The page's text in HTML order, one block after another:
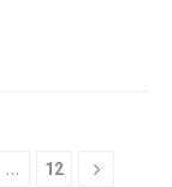
… 12